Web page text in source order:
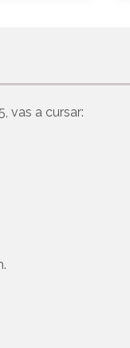
vas a cursar: